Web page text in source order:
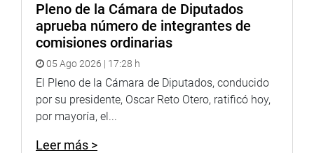
Medina (No agrupada), expresaron que la norma no
ayuda a mejorar la calidad universitaria y se corre el
riesgo que la excepcionalidad se convierta en la regla y a
cada rato se amplíen los plazos.
OFICINA DE COMUNICACIONES E IMAGEN
INSTITUCIONAL
Pleno de la Cámara de Diputados
aprueba número de integrantes de
comisiones ordinarias
05 Ago 2026 | 17:28 h
El Pleno de la Cámara de Diputados, conducido
por su presidente, Oscar Reto Otero, ratificó hoy,
por mayoría, el...
Leer más >